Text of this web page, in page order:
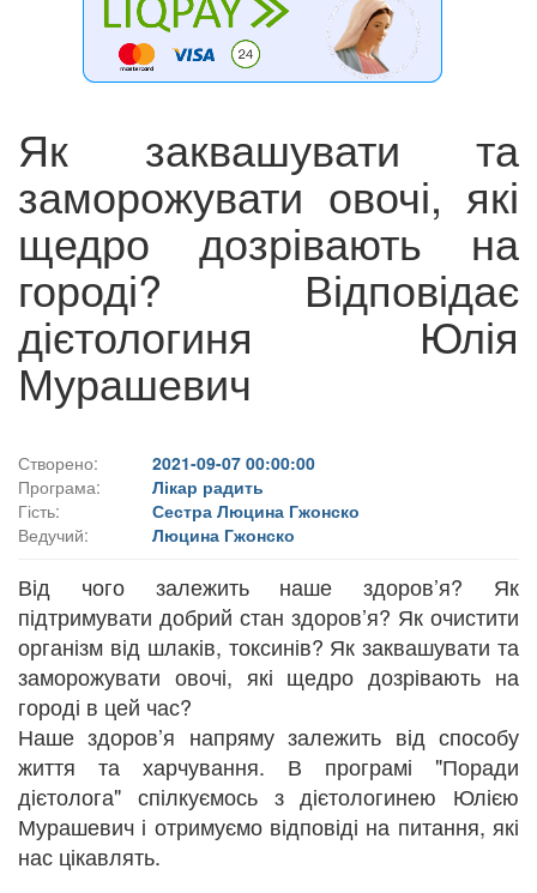
Як заквашувати та
заморожувати овочі, які
щедро дозрівають на
городі? Відповідає
дієтологиня Юлія
Мурашевич
Створено:
2021-09-07 00:00:00
Програма:
Лікар радить
Гість:
Сестра Люцина Гжонско
Ведучий:
Люцина Гжонско
Від чого залежить наше здоров’я? Як
підтримувати добрий стан здоров’я? Як очистити
організм від шлаків, токсинів? Як заквашувати та
заморожувати овочі, які щедро дозрівають на
городі в цей час?
Наше здоров’я напряму залежить від способу
життя та харчування. В програмі "Поради
дієтолога" спілкуємось з дієтологинею Юлією
Мурашевич і отримуємо відповіді на питання, які
нас цікавлять.